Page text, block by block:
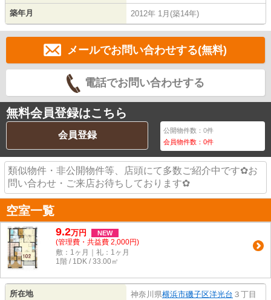
築年月 2012年 1月(築14年)
メールでお問い合わせする(無料)
電話でお問い合わせする
無料会員登録はこちら
会員登録 公開物件数：0件
会員物件数：0件
類似物件・非公開物件等、店頭にて多数ご紹介中です✿お
問い合わせ・ご来店お待ちしております✿
空室一覧
9.2万円 NEW
(管理費・共益費 2,000円)
敷：1ヶ月｜礼：1ヶ月
1階 / 1DK / 33.00㎡
所在地 神奈川県横浜市磯子区洋光台 ３丁目